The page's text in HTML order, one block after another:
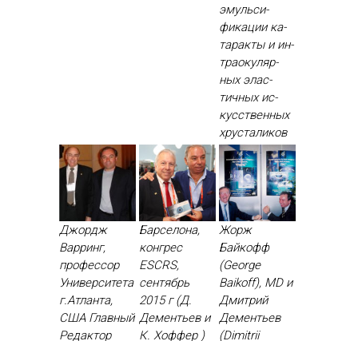
эмуль­си­
фика­ции ка­
тарак­ты и ин­
тра­оку­ляр­
ных элас­
тичных ис­
кусс­твен­ных
хрус­та­ликов
Джордж
Варринг,
профессор
Университета
г.Атланта,
США Глав­ный
Ре­дак­тор
Барселона,
конгрес
ESCRS,
сентябрь
2015 г (Д.
Дементьев и
К. Хоффер )
Жорж
Байкофф
(George
Baikoff), MD и
Дмитрий
Дементьев
(Dimitrii